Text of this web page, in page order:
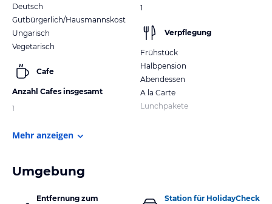
Deutsch
Gutbürgerlich/Hausmannskost
Ungarisch
Vegetarisch
Cafe
Anzahl Cafes insgesamt
1
1
Verpflegung
Frühstück
Halbpension
Abendessen
A la Carte
Lunchpakete
Mehr anzeigen
Umgebung
Entfernung zum
Station für HolidayCheck